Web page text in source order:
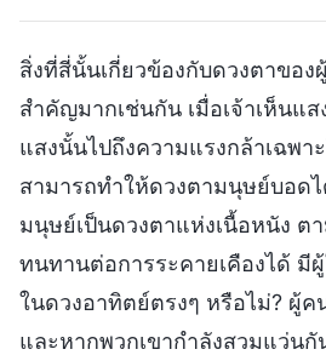
สิ่งที่สี่นั้นเกี่ยวข้องกับดวงตาขอ
สำคัญมากเช่นกัน เมื่อเจ้าเห็นแ
แสงนั้นไปถึงความแรงกล้าเฉพา
สามารถทำให้ดวงตามนุษย์บอด
มนุษย์เป็นดวงตาแห่งเนื้อหนัง ต
ทนทานต่อการระคายเคืองได้ มี
ในดวงอาทิตย์ตรงๆ หรือไม่? ผู้
และหากพวกเขากำลังสวมแว่น